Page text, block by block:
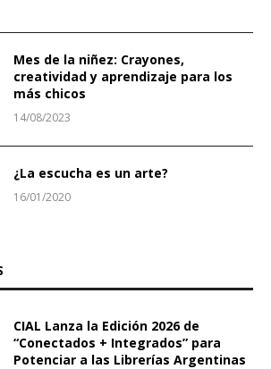
Mes de la niñez: Crayones,
creatividad y aprendizaje para los
más chicos
14/08/2023
¿La escucha es un arte?
16/01/2020
CIAL Lanza la Edición 2026 de
“Conectados + Integrados” para
Potenciar a las Librerías Argentinas